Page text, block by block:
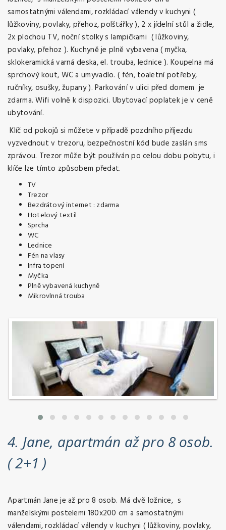
samostatnými válendami, rozkládací válendy v kuchyni (
lůžkoviny, povlaky, přehoz, polštářky ), 2 x jídelní stůl a židle,
2x plochou TV, noční stolky s lampičkami ( lůžkoviny,
povlaky, přehoz ). Kuchyně je plně vybavena ( myčka,
sklokeramická varná deska, el. trouba, lednice ). Koupelna má
sprchový kout, WC a umyvadlo. ( fén, toaletní potřeby,
ručníky, osušky, župany ). Parkování v ulici před domem je
zdarma. Wifi volně k dispozici. Ubytovací poplatek je v ceně
ubytování.
Klíč od pokojů si můžete v případě pozdního příjezdu
vyzvednout v trezoru, bezpečnostní kód bude zaslán sms
zprávou. Trezor může být používán po celou dobu pobytu, i
klíče lze tímto způsobem předat.
TV
Trezor
Bezdrátový internet : zdarma
Hotelový textil
Sprcha
WC
Lednice
Fén na vlasy
Infra topení
Myčka
Plně vybavená kuchyně
Mikrovlnná trouba
4. Jane, apartmán až pro 8 osob.
( 2+1 )
Apartmán Jane je až pro 8 osob. Má dvě ložnice, s
manželskými postelemi 180x200 cm a samostatnými
válendami, rozkládací válendy v kuchyni ( lůžkoviny, povlaky,